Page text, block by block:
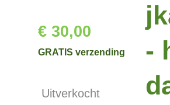
-
€ 30,00
GRATIS verzending
Uitverkocht